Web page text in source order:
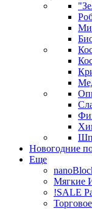
Новогодние
Еще
Мягкие
!SALE